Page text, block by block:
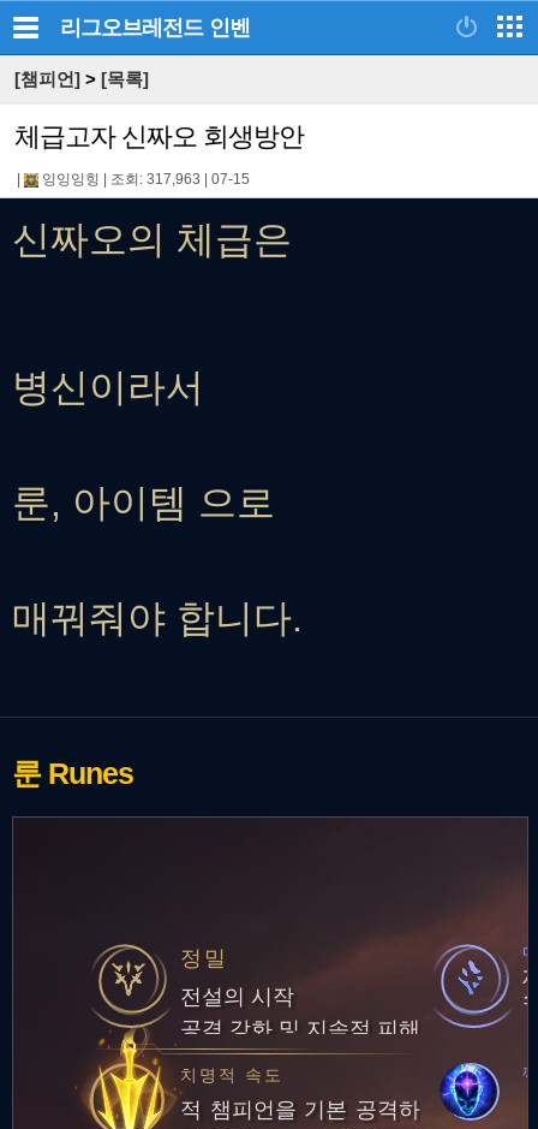
리그오브레전드 인벤
[챔피언] > [목록]
체급고자 신짜오 회생방안
잉잉잉힝 조회: 317,963 07-15
신짜오의 체급은
병신이라서
룬, 아이템 으로
매꿔줘야 합니다.
룬 Runes
정밀
전설의 시작
공격 강화 및 지속적 피해
치명적 속도
적 챔피언을 기본 공격하